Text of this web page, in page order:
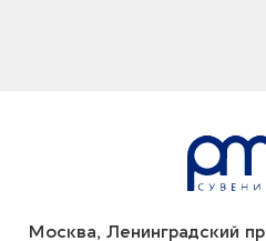
Москва, Ленинградский